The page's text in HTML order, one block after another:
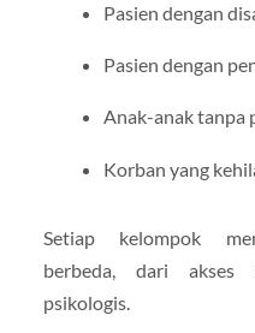
Pasien dengan
Pasien dengan
Anak-anak tanpa
Korban yang
Setiap kelompok
berbeda, dari akses
psikologis.